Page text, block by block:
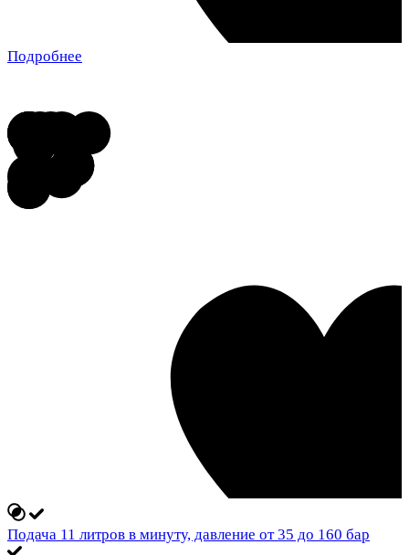
Подробнее
Подача 11 литров в минуту, давление от 35 до 160 бар